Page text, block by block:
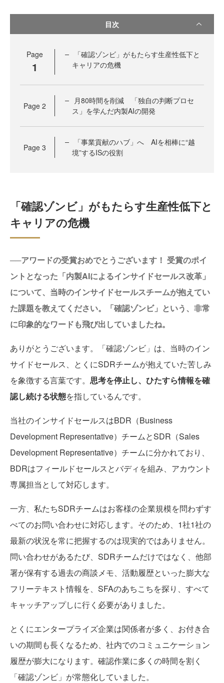
目次
Page
1
「確認ゾンビ」がもたらす生産性低下と
キャリアの危機
Page 2
月80時間を削減 「独自の判断プロセ
ス」を学んだ内製AIの開発
Page 3
「事業貢献のハブ」へ AIを相棒に“越
境”するISの役割
「確認ゾンビ」がもたらす生産性低下と
キャリアの危機
──アワードの受賞おめでとうございます！ 受賞のポイ
ントとなった「内製AIによるインサイドセールス改革」
について、当時のインサイドセールスチームが抱えてい
た課題を教えてください。「確認ゾンビ」という、非常
に印象的なワードも飛び出していましたね。
ありがとうございます。「確認ゾンビ」は、当時のイン
サイドセールス、とくにSDRチームが抱えていた苦しみ
を象徴する言葉です。 思考を停止し、ひたすら情報を確
認し続ける状態を指しているんです。
当社のインサイドセールスはBDR（Business
Development Representative）チームとSDR（Sales
Development Representative）チームに分かれており、
BDRはフィールドセールスとバディを組み、アカウント
専属担当として対応します。
一方、私たちSDRチームはお客様の企業規模を問わずす
べてのお問い合わせに対応します。そのため、1社1社の
最新の状況を常に把握するのは現実的ではありません。
問い合わせがあるたび、SDRチームだけではなく、他部
署が保有する過去の商談メモ、活動履歴といった膨大な
フリーテキスト情報を、SFAのあちこちを探り、すべて
キャッチアップしに行く必要がありました。
とくにエンタープライズ企業は関係者が多く、お付き合
いの期間も長くなるため、社内でのコミュニケーション
履歴が膨大になります。確認作業に多くの時間を割く
「確認ゾンビ」が常態化していました。